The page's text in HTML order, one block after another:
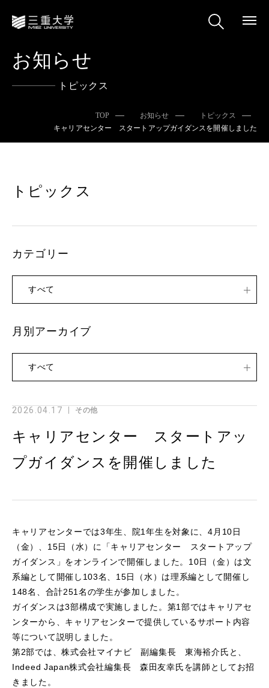
お知らせ
トピックス
TOP お知らせ
トピックス
キャリアセンター スタートアップガイダンスを開催しました
2026.04.17 その他
キャリアセンター スタートアッ
プガイダンスを開催しました
キャリアセンターでは3年生、院1年生を対象に、4月10日
（金）、15日（水）に「キャリアセンター スタートアップ
ガイダンス」をオンラインで開催しました。10日（金）は文
系編として開催し103名、15日（水）は理系編として開催し
148名、合計251名の学生が参加しました。
ガイダンスは3部構成で実施しました。第1部ではキャリアセ
ンターから、キャリアセンターで提供しているサポート内容
等について説明しました。
第2部では、株式会社マイナビ 副編集長 東海裕介氏と、
Indeed Japan株式会社編集長 森田友幸氏を講師としてお招
きました。
トピックス
カテゴリー
すべて
月別アーカイブ
すべて